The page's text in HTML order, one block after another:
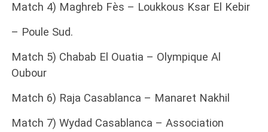
Match 4) Maghreb Fès – Loukkous Ksar El Kebir
– Poule Sud.
Match 5) Chabab El Ouatia – Olympique Al
Oubour
Match 6) Raja Casablanca – Manaret Nakhil
Match 7) Wydad Casablanca – Association